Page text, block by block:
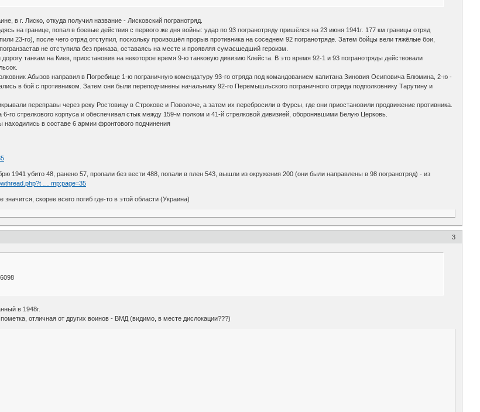
в г. Лиско, откуда получил название - Лисковский погранотряд.
на границе, попал в боевые действия с первого же дня войны: удар по 93 погранотряду пришёлся на 23 июня 1941г. 177 км границы отряд
23-го), после чего отряд отступил, поскольку произошёл прорыв противника на соседнем 92 погранотряде. Затем бойцы вели тяжёлые бои,
не отступила без приказа, оставаясь на месте и проявляя сумасшедший героизм.
танкам на Киев, приостановив на некоторое время 9-ю танковую дивизию Клейста. В это время 92-1 и 93 погранотряды действовали
Абызов направил в Погребище 1-ю пограничную комендатуру 93-го отряда под командованием капитана Зиновия Осиповича Блюмина, 2-ю -
в бой с противником. Затем они были переподчинены начальнику 92-го Перемышльского пограничного отряда подполковнику Тарутину и
переправы через реку Ростовицу в Строкове и Поволоче, а затем их перебросили в Фурсы, где они приостановили продвижение противника.
го стрелкового корпуса и обеспечивал стык между 159-м полком и 41-й стрелковой дивизией, оборонявшими Белую Церковь.
находились в составе 6 армии фронтового подчинения
1941 убито 48, ранено 57, пропали без вести 488, попали в плен 543, вышли из окружения 200 (они были направлены в 98 погранотряд) - из
… mp;page=35
скорее всего погиб где-то в этой области (Украина)
3
в 1948г.
отличная от других воинов - ВМД (видимо, в месте дислокации???)